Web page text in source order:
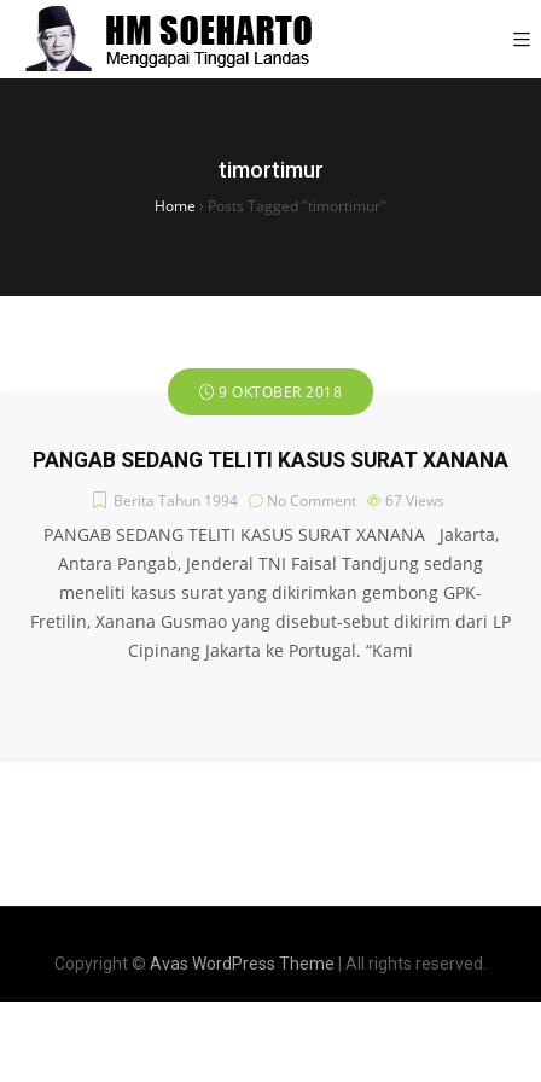
timortimur
Home › Posts Tagged "timortimur"
9 OKTOBER 2018
PANGAB SEDANG TELITI KASUS SURAT XANANA
Berita Tahun 1994 No Comment 67 Views
PANGAB SEDANG TELITI KASUS SURAT XANANA Jakarta,
Antara Pangab, Jenderal TNI Faisal Tandjung sedang
meneliti kasus surat yang dikirimkan gembong GPK-
Fretilin, Xanana Gusmao yang disebut-sebut dikirim dari LP
Cipinang Jakarta ke Portugal. “Kami
Copyright © Avas WordPress Theme | All rights reserved.